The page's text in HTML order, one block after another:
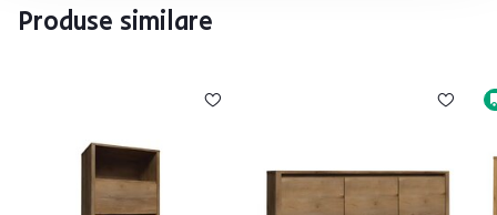
Produse similare